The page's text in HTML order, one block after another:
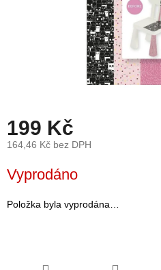
dárky
199 Kč
164,46 Kč bez DPH
cena:
Vyprodáno
Položka byla vyprodána…